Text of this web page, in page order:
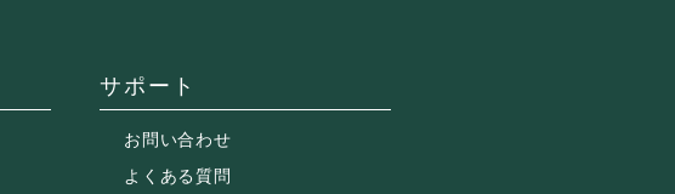
サポート
お問い合わせ
よくある質問